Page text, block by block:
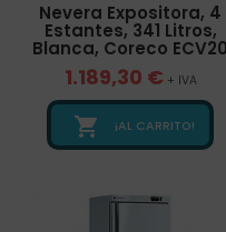
Nevera Expositora, 4
Estantes, 341 Litros,
Blanca, Coreco ECV20
1.189,30 € + IVA
 ¡AL CARRITO!